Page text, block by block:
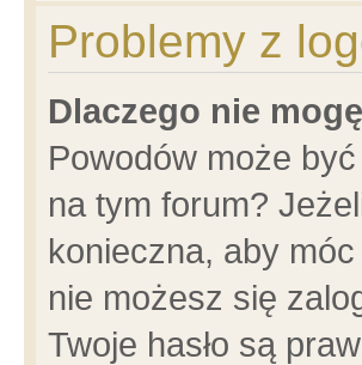
Problemy z
Dlaczego nie
Powodów może
na tym forum?
konieczna, aby
nie możesz się
Twoje hasło są